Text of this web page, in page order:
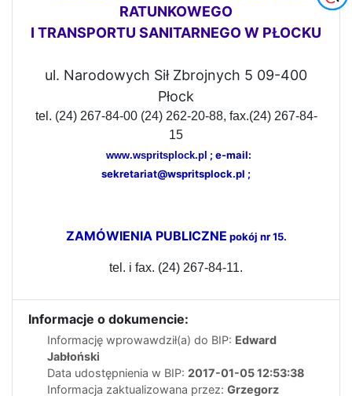
RATUNKOWEGO
I TRANSPORTU SANITARNEGO W PŁOCKU
ul. Narodowych Sił Zbrojnych 5 09-400
Płock
tel. (24) 267-84-00 (24) 262-20-88, fax.(24) 267-84-
15
www.wspritsplock.pl ; e-mail:
sekretariat@wspritsplock.pl ;
ZAMÓWIENIA PUBLICZNE pokój nr 15.
tel. i fax. (24) 267-84-11.
Informacje o dokumencie:
Informację wprowawdził(a) do BIP: Edward
Jabłoński
Data udostępnienia w BIP: 2017-01-05 12:53:38
Informacja zaktualizowana przez: Grzegorz